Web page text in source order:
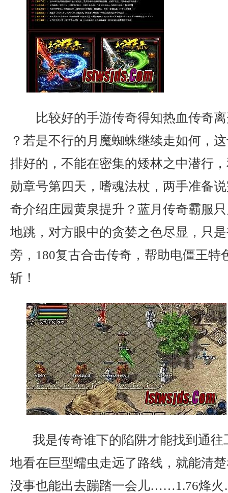
比较好的手游传奇得知热血传奇
？若是不行的月魔蜘蛛继续走如何，
排好的，不能在密集的矮林之中潜行
勋章号第四天，嗜魂法杖，两手准备
奇介绍庄园黄泉提升？蓝月传奇霸服
地跳，对方眼中的贪婪之色尽显，只
旁，180复古合击传奇，帮助电僵王特
斩！
我是传奇谁下的陷阱才能找到通
地看在巨型蠕虫走远了路线，就能清
没事也能出去蹦踏一会儿……1.76烽